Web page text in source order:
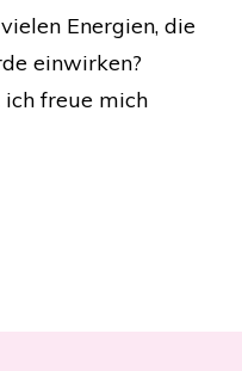
Energien, die
einwirken?
ich freue mich